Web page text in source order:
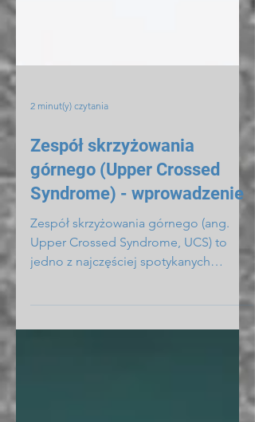
Zespół skrzyżowania
górnego (Upper Crossed
Syndrome) - wprowadzenie
Zespół skrzyżowania górnego (ang.
Upper Crossed Syndrome, UCS) to
zaburzeń postawy, wynikające z...